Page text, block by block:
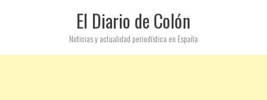
El Diario de Colón
Noticias y actualidad periodística en España